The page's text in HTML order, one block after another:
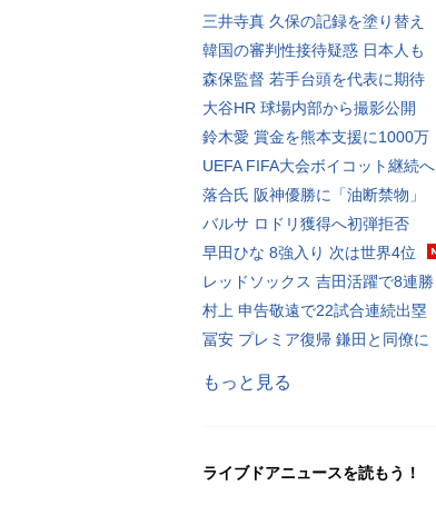
三井寺真 久保の記録を塗り替え
韓国の審判性接待疑惑 日本人も
森保監督 若手台頭を代表に期待
大谷HR 球場内部から撮影公開
鈴木愛 賞金を熊本支援に1000万
UEFA FIFA大会ボイコット継続へ
落合氏 阪神優勝に「油断禁物」
バルサ ロドリ獲得へ初弾拒否
早田ひな 8強入り 次は世界4位
レッドソックス 吉田活躍で8連勝
村上 申告敬遠で22試合連続出塁
冨安 プレミア復帰 鎌田と同僚に
もっと見る
ライブドアニュースを読もう！